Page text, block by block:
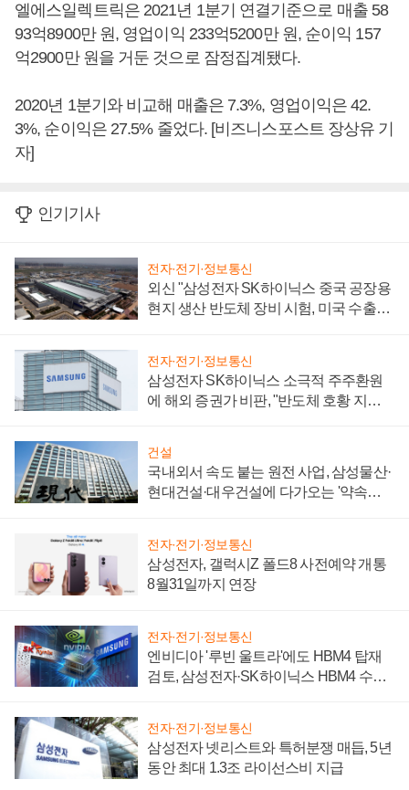
엘에스일렉트릭은 2021년 1분기 연결기준으로 매출 58
93억8900만 원, 영업이익 233억5200만 원, 순이익 157
억2900만 원을 거둔 것으로 잠정집계됐다.
2020년 1분기와 비교해 매출은 7.3%, 영업이익은 42.
3%, 순이익은 27.5% 줄었다. [비즈니스포스트 장상유 기
자]
인기기사
전자·전기·정보통신
외신 "삼성전자 SK하이닉스 중국 공장용
현지 생산 반도체 장비 시험, 미국 수출통
전자·전기·정보통신
삼성전자 SK하이닉스 소극적 주주환원
에 해외 증권가 비판, "반도체 호황 지속
건설
국내외서 속도 붙는 원전 사업, 삼성물산·
현대건설·대우건설에 다가오는 '약속의
전자·전기·정보통신
삼성전자, 갤럭시Z 폴드8 사전예약 개통
8월31일까지 연장
전자·전기·정보통신
엔비디아 '루빈 울트라'에도 HBM4 탑재
검토, 삼성전자·SK하이닉스 HBM4 수율
전자·전기·정보통신
삼성전자 넷리스트와 특허분쟁 매듭, 5년
동안 최대 1.3조 라이선스비 지급